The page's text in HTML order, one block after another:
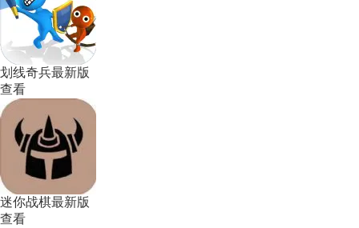
划线奇兵最新版
查看
迷你战棋最新版
查看